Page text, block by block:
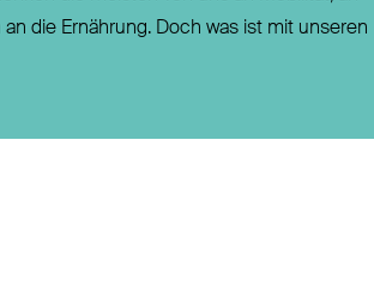
die Ernährung. Doch was ist mit unseren